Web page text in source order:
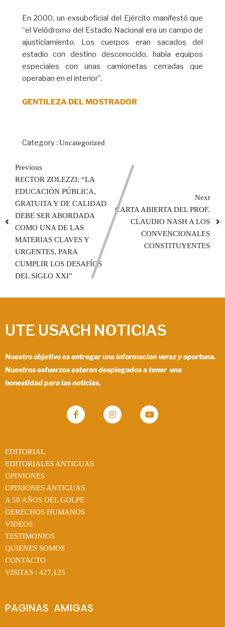
En 2000, un exsuboficial del Ejército manifestó que
“el Velódromo del Estadio Nacional era un campo de
ajusticiamiento. Los cuerpos eran sacados del
estadio con destino desconocido, había equipos
especiales con unas camionetas cerradas que
operaban en el interior”.
GENTILEZA DEL MOSTRADOR
Category : Uncategorized
Previous
RECTOR ZOLEZZI: “LA
EDUCACIÓN PÚBLICA,
GRATUITA Y DE CALIDAD
DEBE SER ABORDADA
COMO UNA DE LAS
MATERIAS CLAVES Y
URGENTES, PARA
CUMPLIR LOS DESAFÍOS
DEL SIGLO XXI”
Next
CARTA ABIERTA DEL PROF.
CLAUDIO NASH A LOS
CONVENCIONALES
CONSTITUYENTES
UTE USACH NOTICIAS
Nuestro objetivo es entregar una informacion veraz y oportuna.
Nuestros esfuerzos estaran desplegados a tener una
honestidad para las noticias.
EDITORIAL
EDITORIALES ANTIGUAS
OPINIONES
OPINIONES ANTIGUAS
A 50 AÑOS DEL GOLPE
DERECHOS HUMANOS
VIDEOS
TESTIMONIOS
QUIENES SOMOS
CONTACTO
VISITAS : 427,125
PAGINAS  AMIGAS